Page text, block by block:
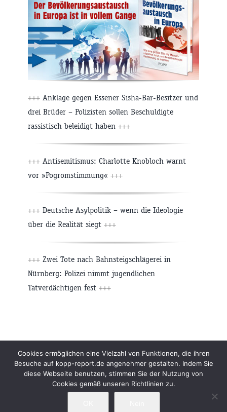
+++ Anklage gegen Essener Sisha-Bar-Besitzer und
drei Brüder – Polizisten sollen Beschuldigte
rassistisch beleidigt haben +++
+++ Antisemitismus: Charlotte Knobloch warnt
vor »Pogromstimmung« +++
+++ Deutsche Asylpolitik – wenn die Ideologie
über die Realität siegt +++
+++ Zwei Tote nach Bahnsteigschlägerei in
Nürnberg: Polizei nimmt jugendlichen
Tatverdächtigen fest +++
Beiträge Archiv Impressum
Newsletter
Kopp Verlag
Datenschutzerklärung
Cookies ermöglichen eine Vielzahl von Funktionen, die ihren
Besuche auf kopp-report.de angenehmer gestalten. Indem Sie
diese Webseite benutzen, stimmen Sie der Nutzung von
Cookies gemäß unseren Richtlinien zu.